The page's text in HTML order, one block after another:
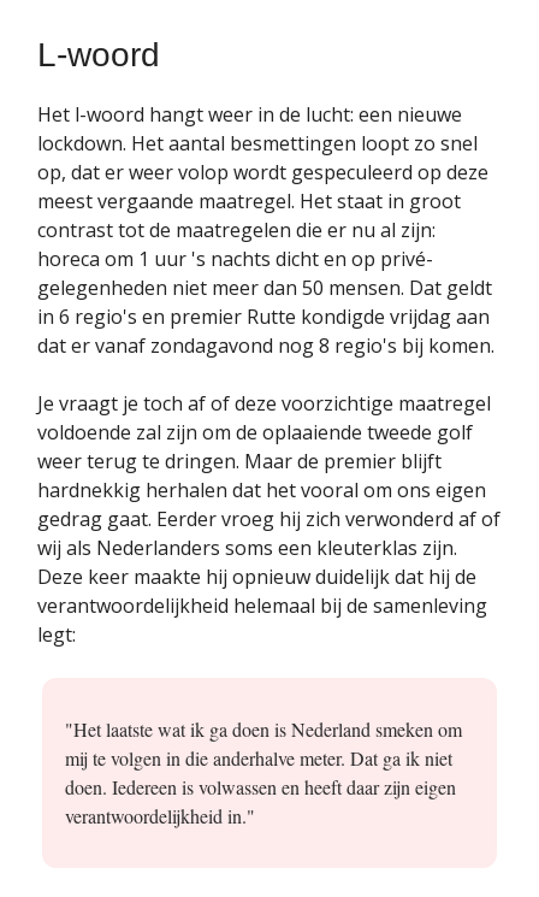
L-woord
Het l-woord hangt weer in de lucht: een nieuwe
lockdown. Het aantal besmettingen loopt zo snel
op, dat er weer volop wordt gespeculeerd op deze
meest vergaande maatregel. Het staat in groot
contrast tot de maatregelen die er nu al zijn:
horeca om 1 uur 's nachts dicht en op privé-
gelegenheden niet meer dan 50 mensen. Dat geldt
in 6 regio's en premier Rutte kondigde vrijdag aan
dat er vanaf zondagavond nog 8 regio's bij komen.
Je vraagt je toch af of deze voorzichtige maatregel
voldoende zal zijn om de oplaaiende tweede golf
weer terug te dringen. Maar de premier blijft
hardnekkig herhalen dat het vooral om ons eigen
gedrag gaat. Eerder vroeg hij zich verwonderd af of
wij als Nederlanders soms een kleuterklas zijn.
Deze keer maakte hij opnieuw duidelijk dat hij de
verantwoordelijkheid helemaal bij de samenleving
legt:
"Het laatste wat ik ga doen is Nederland smeken om
mij te volgen in die anderhalve meter. Dat ga ik niet
doen. Iedereen is volwassen en heeft daar zijn eigen
verantwoordelijkheid in."